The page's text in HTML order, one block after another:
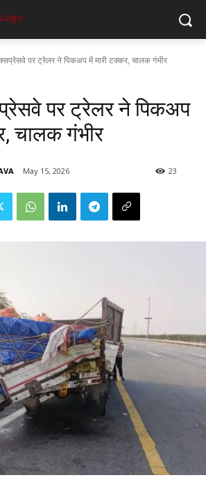
पर ट्रेलर ने पिकअप में मारी टक्कर, चालक गंभीर
पर ट्रेलर ने पिकअप
चालक गंभीर
May 15, 2026 23